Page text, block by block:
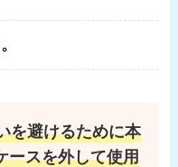
を避けるために本
ースを外して使用